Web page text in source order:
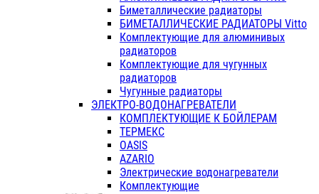
Биметаллические радиаторы
БИМЕТАЛЛИЧЕСКИЕ РАДИАТОРЫ Vitto
Комплектующие для алюминивых
радиаторов
Комплектующие для чугунных
радиаторов
Чугунные радиаторы
ЭЛЕКТРО-ВОДОНАГРЕВАТЕЛИ
КОМПЛЕКТУЮЩИЕ К БОЙЛЕРАМ
ТЕРМЕКС
OASIS
AZARIO
Электрические водонагреватели
Комплектующие